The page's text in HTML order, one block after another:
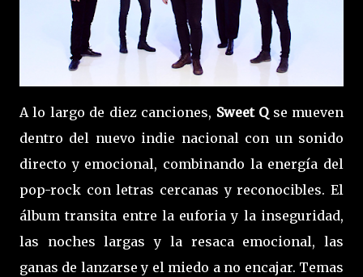
A lo largo de diez canciones, Sweet Qse mueven
dentro del nuevo indie nacional con un sonido
directo y emocional, combinando la energía del
pop-rock con letras cercanas y reconocibles. El
álbum transita entre la euforia y la inseguridad,
las noches largas y la resaca emocional, las
ganas de lanzarse y el miedo a no encajar. Temas